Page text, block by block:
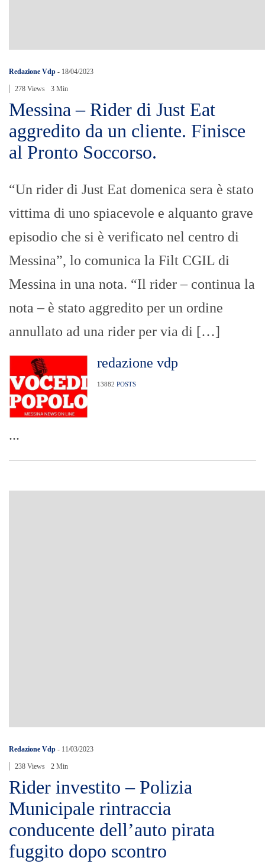
Redazione Vdp - 18/04/2023
278 Views 3 Min
Messina – Rider di Just Eat
aggredito da un cliente. Finisce
al Pronto Soccorso.
“Un rider di Just Eat domenica sera è stato
vittima di uno spiacevole e alquanto grave
episodio che si è verificato nel centro di
Messina”, lo comunica la Filt CGIL di
Messina in una nota. “Il rider – continua la
nota – è stato aggredito per un ordine
annullato ad una rider per via di […]
redazione vdp
13882 POSTS
...
Redazione Vdp - 11/03/2023
238 Views 2 Min
Rider investito – Polizia
Municipale rintraccia
conducente dell’auto pirata
fuggito dopo scontro